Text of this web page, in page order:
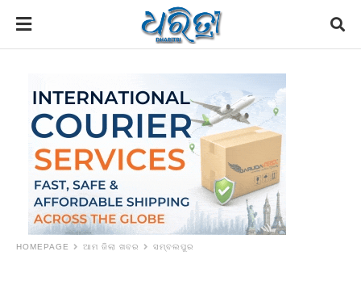
HOMEPAGE ଆମ ଜିଲା ଖବର ସମ୍ବଲପୁର